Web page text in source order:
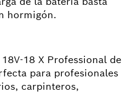
hormigón.
18 X Professional de
para profesionales
carpinteros,